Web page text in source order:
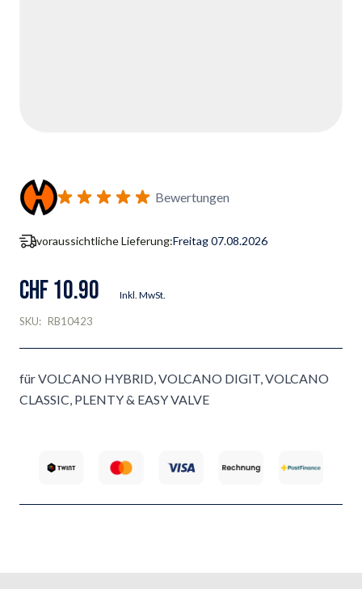
Bewertungen
voraussichtliche Lieferung:Freitag 07.08.2026
CHF 10.90 Inkl. MwSt.
SKU: RB10423
für VOLCANO HYBRID, VOLCANO DIGIT, VOLCANO
CLASSIC, PLENTY & EASY VALVE